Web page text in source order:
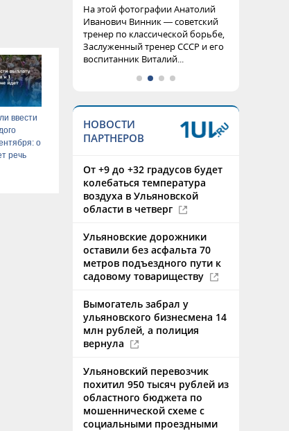
ввести
о
речь
На этой фотографии Анатолий
Иванович Винник — советский
тренер по классической борьбе,
Заслуженный тренер СССР и его
воспитанник Виталий...
НОВОСТИ
ПАРТНЕРОВ
От +9 до +32 градусов будет
колебаться температура
воздуха в Ульяновской
области в четверг
Ульяновские дорожники
оставили без асфальта 70
метров подъездного пути к
садовому товариществу
Вымогатель забрал у
ульяновского бизнесмена 14
млн рублей, а полиция
вернула
Ульяновский перевозчик
похитил 950 тысяч рублей из
областного бюджета по
мошеннической схеме с
социальными проездными